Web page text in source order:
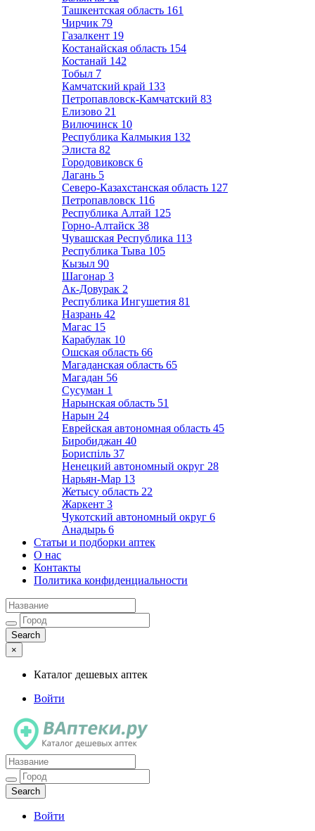
Ташкентская область 161
Чирчик 79
Газалкент 19
Костанайская область 154
Костанай 142
Тобыл 7
Камчатский край 133
Петропавловск-Камчатский 83
Елизово 21
Вилючинск 10
Республика Калмыкия 132
Элиста 82
Городовиковск 6
Лагань 5
Северо-Казахстанская область 127
Петропавловск 116
Республика Алтай 125
Горно-Алтайск 38
Чувашская Республика 113
Республика Тыва 105
Кызыл 90
Шагонар 3
Ак-Довурак 2
Республика Ингушетия 81
Назрань 42
Магас 15
Карабулак 10
Ошская область 66
Магаданская область 65
Магадан 56
Сусуман 1
Нарынская область 51
Нарын 24
Еврейская автономная область 45
Биробиджан 40
Бориспіль 37
Ненецкий автономный округ 28
Нарьян-Мар 13
Жетысу область 22
Жаркент 3
Чукотский автономный округ 6
Анадырь 6
Статьи и подборки аптек
О нас
Контакты
Политика конфиденциальности
×
Каталог дешевых аптек
Войти
Каталог дешевых аптек
Войти